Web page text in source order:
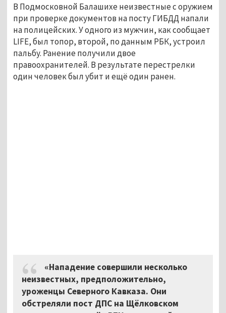
В Подмосковной Балашихе неизвестные с оружием
при проверке документов на посту ГИБДД напали
на полицейских. У одного из мужчин, как сообщает
LIFE, был топор, второй, по данным РБК, устроил
пальбу. Ранение получили двое
правоохранителей. В результате перестрелки
один человек был убит и ещё один ранен.
«Нападение совершили несколько
неизвестных, предположительно,
уроженцы Северного Кавказа. Они
обстреляли пост ДПС на Щёлковском